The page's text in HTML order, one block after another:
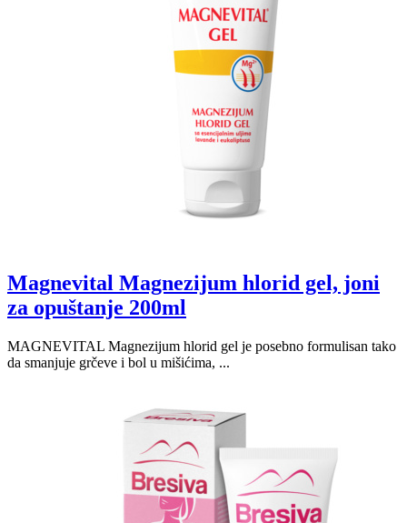
Magnevital Magnezijum hlorid gel, joni
za opuštanje 200ml
MAGNEVITAL Magnezijum hlorid gel je posebno formulisan tako
da smanjuje grčeve i bol u mišićima, ...